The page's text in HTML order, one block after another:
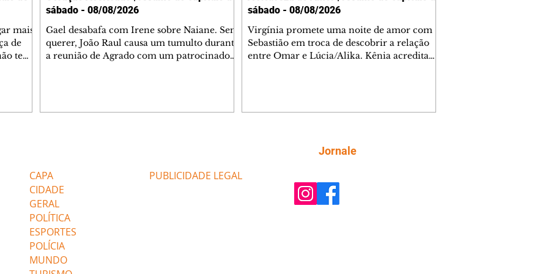
mais
de
tem
de
sábado - 08/08/2026
Gael desabafa com Irene sobre Naiane. Sem
querer, João Raul causa um tumulto durante
a reunião de Agrado com um patrocinador.
termina o relacionamento dos dois.
sábado - 08/08/2026
Virgínia promete uma noite de amor com
Sebastião em troca de descobrir a relação
entre Omar e Lúcia/Alika. Kênia acredita
comentam sobre a possível jazida de
tungstênio na região. Virgínia provoca
CAPA
CIDADE
GERAL
POLÍTICA
ESPORTES
POLÍCIA
MUNDO
PUBLICIDADE LEGAL
Jornale